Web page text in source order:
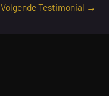
Volgende Testimonial →